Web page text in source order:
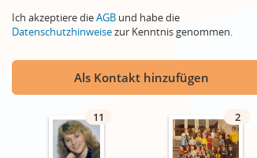
Ich akzeptiere dieAGB und habe die
Datenschutzhinweisezur Kenntnis genommen.
Als Kontakt hinzufügen
11 2